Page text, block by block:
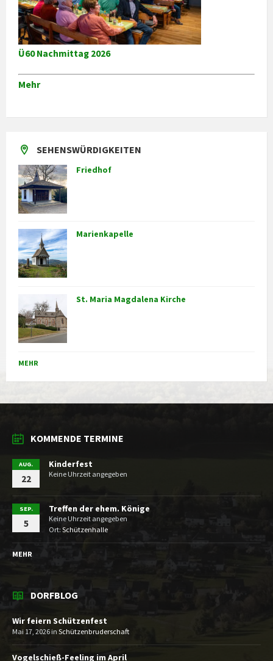
Ü60 Nachmittag 2026
Mehr
SEHENSWÜRDIGKEITEN
Friedhof
Marienkapelle
St. Maria Magdalena Kirche
MEHR
KOMMENDE TERMINE
AUG.
22
Kinderfest
Keine Uhrzeit angegeben
SEP.
5
Treffen der ehem. Könige
Keine Uhrzeit angegeben
Ort: Schützenhalle
MEHR
DORFBLOG
Wir feiern Schützenfest
Mai 17, 2026 in Schützenbruderschaft
Vogelschieß-Feeling im April